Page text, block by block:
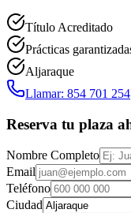
Título Acreditado
Prácticas
Aljaraque
Llamar: 854 701 254
Reserva tu plaza
Nombre Completo
Email
Teléfono
Ciudad